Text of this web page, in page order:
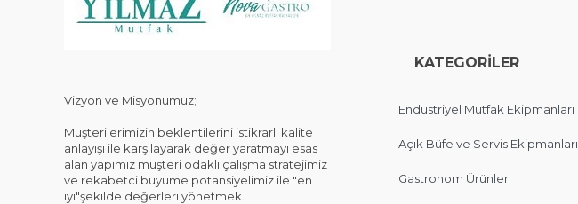
Vizyon ve Misyonumuz;
Müşterilerimizin beklentilerini istikrarlı kalite
anlayışı ile karşılayarak değer yaratmayı esas
alan yapımız müşteri odaklı çalışma stratejimiz
ve rekabetci büyüme potansiyelimiz ile "en
iyi"şekilde değerleri yönetmek.
KATEGORİLER
Endüstriyel Mutfak Ekipmanları
Açık Büfe ve Servis Ekipmanları
Gastronom Ürünler